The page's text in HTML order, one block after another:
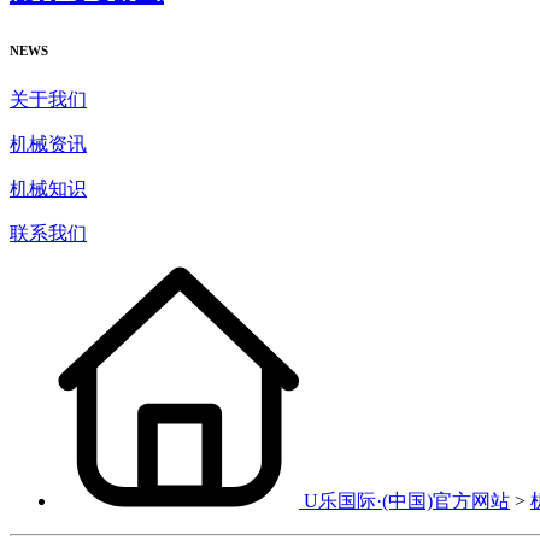
NEWS
关于我们
机械资讯
机械知识
联系我们
U乐国际·(中国)官方网站 >